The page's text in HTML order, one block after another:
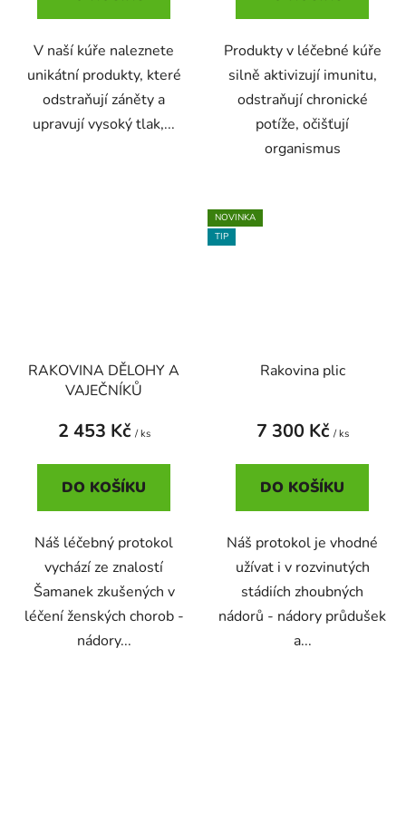
V naší kúře naleznete
unikátní produkty, které
odstraňují záněty a
upravují vysoký tlak,...
Produkty v léčebné kúře
silně aktivizují imunitu,
odstraňují chronické
potíže, očišťují
organismus
RAKOVINA DĚLOHY A
VAJEČNÍKŮ
2 453 Kč / ks
DO KOŠÍKU
Náš léčebný protokol
vychází ze znalostí
Šamanek zkušených v
léčení ženských chorob -
nádory...
NOVINKA
TIP
Rakovina plic
7 300 Kč / ks
DO KOŠÍKU
Náš protokol je vhodné
užívat i v rozvinutých
stádiích zhoubných
nádorů - nádory průdušek
a...